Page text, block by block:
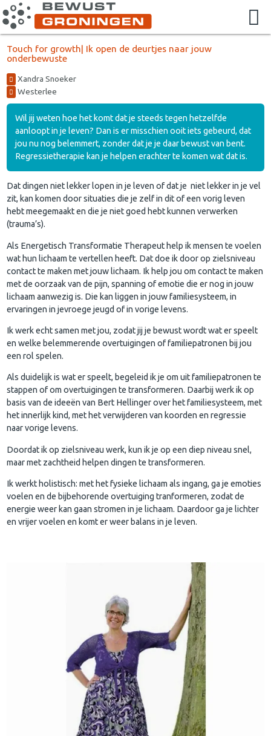
Touch for growth| Ik open de deurtjes naar jouw
onderbewuste
Xandra Snoeker
Westerlee
Wil jij weten hoe het komt dat je steeds tegen hetzelfde
aanloopt in je leven? Dan is er misschien ooit iets gebeurd, dat
jou nu nog belemmert, zonder dat je je daar bewust van bent.
Regressietherapie kan je helpen erachter te komen wat dat is.
Dat dingen niet lekker lopen in je leven of dat je niet lekker in je vel
zit, kan komen door situaties die je zelf in dit of een vorig leven
hebt meegemaakt en die je niet goed hebt kunnen verwerken
(trauma’s).
Als Energetisch Transformatie Therapeut help ik mensen te voelen
wat hun lichaam te vertellen heeft. Dat doe ik door op zielsniveau
contact te maken met jouw lichaam. Ik help jou om contact te maken
met de oorzaak van de pijn, spanning of emotie die er nog in jouw
lichaam aanwezig is. Die kan liggen in jouw familiesysteem, in
ervaringen in jevroege jeugd of in vorige levens.
Ik werk echt samen met jou, zodat jij je bewust wordt wat er speelt
en welke belemmerende overtuigingen of familiepatronen bij jou
een rol spelen.
Als duidelijk is wat er speelt, begeleid ik je om uit familiepatronen te
stappen of om overtuigingen te transformeren. Daarbij werk ik op
basis van de ideeën van Bert Hellinger over het familiesysteem, met
het innerlijk kind, met het verwijderen van koorden en regressie
naar vorige levens.
Doordat ik op zielsniveau werk, kun ik je op een diep niveau snel,
maar met zachtheid helpen dingen te transformeren.
Ik werkt holistisch: met het fysieke lichaam als ingang, ga je emoties
voelen en de bijbehorende overtuiging tranformeren, zodat de
energie weer kan gaan stromen in je lichaam. Daardoor ga je lichter
en vrijer voelen en komt er weer balans in je leven.